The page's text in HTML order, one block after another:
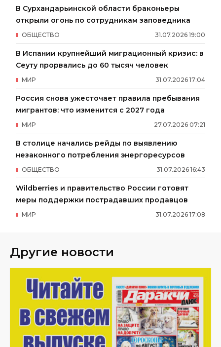
В Сурхандарьинской области браконьеры
открыли огонь по сотрудникам заповедника
31.07.2026 19:00
ОБЩЕСТВО
В Испании крупнейший миграционный кризис: в
Сеуту прорвались до 60 тысяч человек
31.07.2026 17:04
МИР
Россия снова ужесточает правила пребывания
мигрантов: что изменится с 2027 года
27.07.2026 07:21
МИР
В столице начались рейды по выявлению
незаконного потребления энергоресурсов
31.07.2026 16:43
ОБЩЕСТВО
Wildberries и правительство России готовят
меры поддержки пострадавших продавцов
31.07.2026 17:08
МИР
Другие новости